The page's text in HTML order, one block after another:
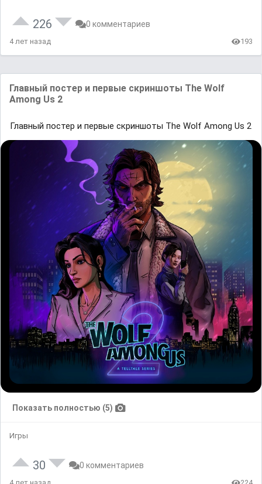
226 0 комментариев
4 лет назад 193
Главный постер и первые скриншоты The Wolf
Among Us 2
Главный постер и первые скриншоты The Wolf Among Us 2
Показать полностью (5)
Игры
30 0 комментариев